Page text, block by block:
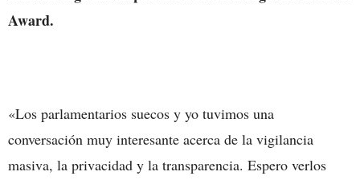
Award.
«Los parlamentarios suecos y yo tuvimos una
conversación muy interesante acerca de la vigilancia
masiva, la privacidad y la transparencia. Espero verlos